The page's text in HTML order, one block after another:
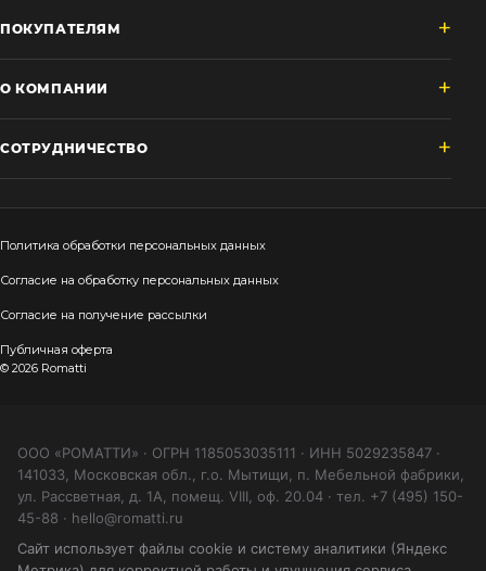
ПОКУПАТЕЛЯМ
О КОМПАНИИ
СОТРУДНИЧЕСТВО
Политика обработки персональных данных
Согласие на обработку персональных данных
Согласие на получение рассылки
Публичная оферта
© 2026 Romatti
ООО «РОМАТТИ» · ОГРН 1185053035111 · ИНН 5029235847 ·
141033, Московская обл., г.о. Мытищи, п. Мебельной фабрики,
ул. Рассветная, д. 1А, помещ. VIII, оф. 20.04 · тел. +7 (495) 150-
45-88 · hello@romatti.ru
Сайт использует файлы cookie и систему аналитики (Яндекс